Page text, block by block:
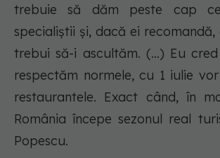
trebuie să dăm peste cap
specialiștii și, dacă ei
trebui să-i ascultăm. (...) Eu
respectăm normele, cu 1 iulie
restaurantele. Exact când, în
România începe sezonul real
Popescu.